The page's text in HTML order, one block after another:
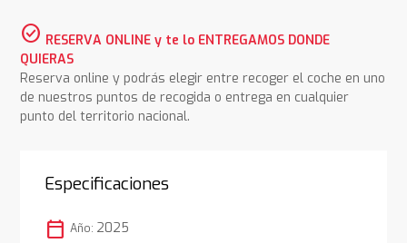
check_circle RESERVA ONLINE y te lo ENTREGAMOS DONDE
QUIERAS
Reserva online y podrás elegir entre recoger el coche en uno
de nuestros puntos de recogida o entrega en cualquier
punto del territorio nacional.
Especificaciones
calendar_today Año: 2025